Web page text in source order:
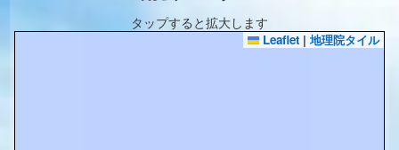
タップすると拡大します
Leaflet | 地理院タイル